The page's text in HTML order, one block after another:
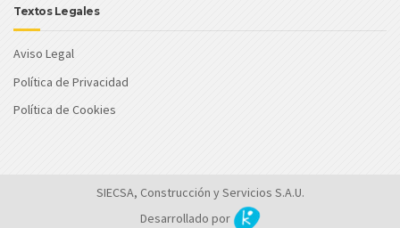
Textos Legales
Aviso Legal
Política de Privacidad
Política de Cookies
SIECSA, Construcción y Servicios S.A.U.
Desarrollado por